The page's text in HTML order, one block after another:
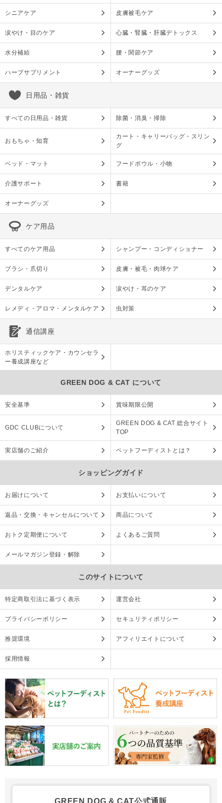
シニアケア 皮膚被毛ケア
涙やけ・目のケア 心臓・腎臓・肝臓デトックス
水分補給 腰・関節ケア
ハーブサプリメント オーナーグッズ
日用品・雑貨
すべての日用品・雑貨 除菌・消臭・掃除
おもちゃ・知育
カート・キャリーバッグ・スリン
グ
ベッド・マット フードボウル・小物
介護サポート 書籍
オーナーグッズ
ケア用品
すべてのケア用品 シャンプー・コンディショナー
ブラシ・爪切り 皮膚・被毛・肉球ケア
デンタルケア 涙やけ・耳のケア
レメディ・アロマ・メンタルケア 虫対策
通信講座
ホリスティックケア・カウンセラ
ー養成講座など
GREEN DOG & CAT について
安全基準 賞味期限公開
GDC CLUBについて
GREEN DOG & CAT 総合サイト
TOP
実店舗のご紹介 ペットフーディストとは？
ショッピングガイド
お届けについて お支払いについて
返品・交換・キャンセルについて 商品について
おトク定期便について よくあるご質問
メールマガジン登録・解除
このサイトについて
特定商取引法に基づく表示 運営会社
プライバシーポリシー セキュリティポリシー
推奨環境 アフィリエイトについて
採用情報
GREEN DOG & CAT公式通販